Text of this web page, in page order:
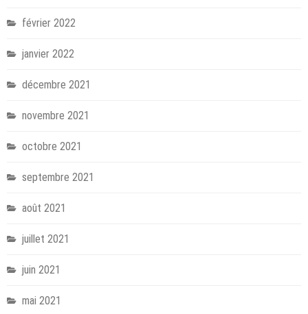
février 2022
janvier 2022
décembre 2021
novembre 2021
octobre 2021
septembre 2021
août 2021
juillet 2021
juin 2021
mai 2021